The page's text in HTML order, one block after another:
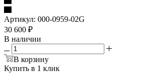
Артикул: 000-0959-02G
30 600 ₽
В наличии
В корзину
Купить в 1 клик